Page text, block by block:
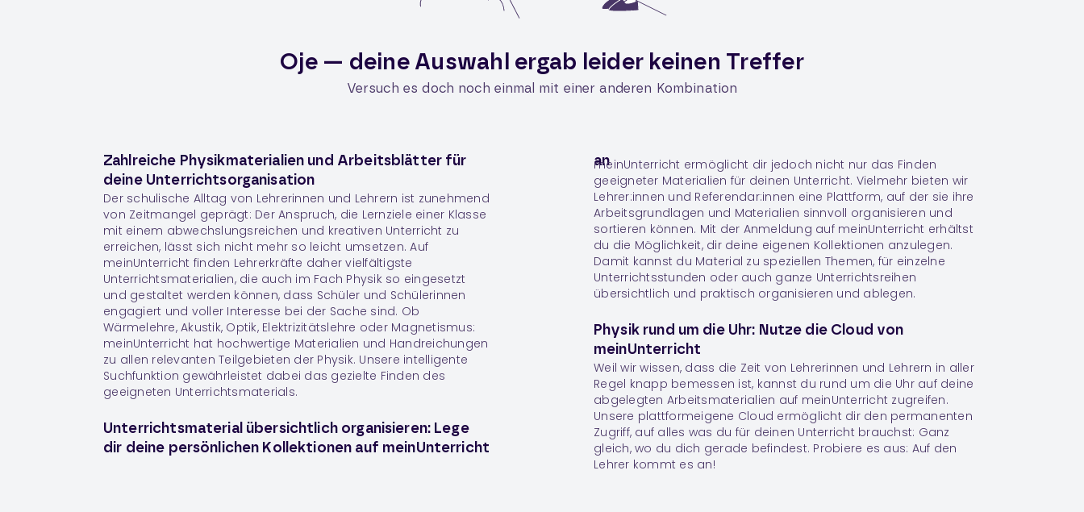
Oje — deine Auswahl ergab leider keinen Treffer
Versuch es doch noch einmal mit einer anderen Kombination
Zahlreiche Physikmaterialien und Arbeitsblätter für
deine Unterrichtsorganisation
Der schulische Alltag von Lehrerinnen und Lehrern ist zunehmend
von Zeitmangel geprägt: Der Anspruch, die Lernziele einer Klasse
mit einem abwechslungsreichen und kreativen Unterricht zu
erreichen, lässt sich nicht mehr so leicht umsetzen. Auf
meinUnterricht finden Lehrerkräfte daher vielfältigste
Unterrichtsmaterialien, die auch im Fach Physikso eingesetzt
und gestaltet werden können, dass Schüler und Schülerinnen
engagiert und voller Interesse bei der Sache sind. Ob
Wärmelehre, Akustik, Optik, Elektrizitätslehre oder Magnetismus:
meinUnterricht hat hochwertige Materialien und Handreichungen
zu allen relevanten Teilgebieten der Physik. Unsere intelligente
Suchfunktion gewährleistet dabei das gezielte Finden des
geeigneten Unterrichtsmaterials.
Unterrichtsmaterial übersichtlich organisieren: Lege
dir deine persönlichen Kollektionen auf meinUnterricht
an
meinUnterricht ermöglicht dir jedoch nicht nur das Finden
geeigneter Materialien für deinen Unterricht. Vielmehr bieten wir
Lehrer:innen und Referendar:innen eine Plattform, auf der sie ihre
Arbeitsgrundlagen und Materialien sinnvoll organisieren und
sortieren können. Mit der Anmeldung auf meinUnterricht erhältst
du die Möglichkeit, dir deine eigenen Kollektionen anzulegen.
Damit kannst du Material zu speziellen Themen, für einzelne
Unterrichtsstunden oder auch ganze Unterrichtsreihen
übersichtlich und praktisch organisieren und ablegen.
Physik rund um die Uhr: Nutze die Cloud von
meinUnterricht
Weil wir wissen, dass die Zeit von Lehrerinnen und Lehrern in aller
Regel knapp bemessen ist, kannst du rund um die Uhr auf deine
abgelegten Arbeitsmaterialien auf meinUnterricht zugreifen.
Unsere plattformeigene Cloud ermöglicht dir den permanenten
Zugriff, auf alles was du für deinen Unterricht brauchst: Ganz
gleich, wo du dich gerade befindest. Probiere es aus: Auf den
Lehrer kommt es an!